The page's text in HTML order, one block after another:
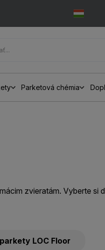
Parketová chémia
zvieratám. Vyberte si
LOC Floor